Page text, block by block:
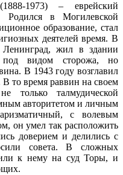
1973) – еврейский
Родился в Могилевской
образование, стал
деятелей время. В
жил в здании
под видом сторожа, но
В 1943 году возглавил
то время раввин на своем
только талмудической
авторитетом и личным
с волевым
он умел так расположить
доверием и делились с
совета. В сложных
к нему на суд Торы, и